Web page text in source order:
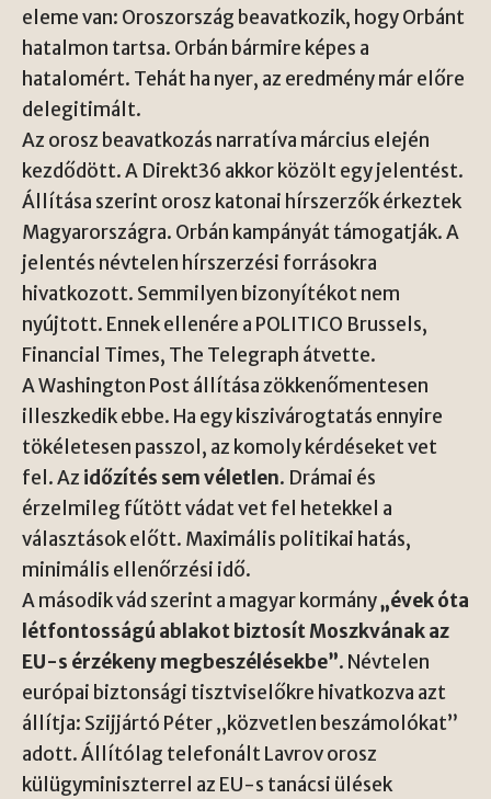
eleme van: Oroszország beavatkozik, hogy Orbánt
hatalmon tartsa. Orbán bármire képes a
hatalomért. Tehát ha nyer, az eredmény már előre
delegitimált.
Az orosz beavatkozás narratíva március elején
kezdődött. A Direkt36 akkor közölt egy jelentést.
Állítása szerint orosz katonai hírszerzők érkeztek
Magyarországra. Orbán kampányát támogatják. A
jelentés névtelen hírszerzési forrásokra
hivatkozott. Semmilyen bizonyítékot nem
nyújtott. Ennek ellenére a POLITICO Brussels,
Financial Times, The Telegraph átvette.
A Washington Post állítása zökkenőmentesen
illeszkedik ebbe. Ha egy kiszivárogtatás ennyire
tökéletesen passzol, az komoly kérdéseket vet
fel. Az időzítés sem véletlen. Drámai és
érzelmileg fűtött vádat vet fel hetekkel a
választások előtt. Maximális politikai hatás,
minimális ellenőrzési idő.
A második vád szerint a magyar kormány„évek óta
létfontosságú ablakot biztosít Moszkvának az
EU-s érzékeny megbeszélésekbe”. Névtelen
európai biztonsági tisztviselőkre hivatkozva azt
állítja: Szijjártó Péter „közvetlen beszámolókat”
adott. Állítólag telefonált Lavrov orosz
külügyminiszterrel az EU-s tanácsi ülések